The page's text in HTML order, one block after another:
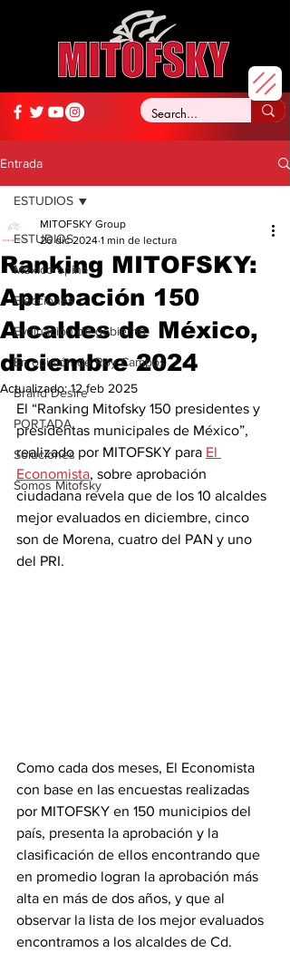
Entrada
ESTUDIOS
México opina
Elecciones
Evaluación de gobierno
En opinión de Roy Campos
Brand Desire
PORTADA
Soluciones
Somos Mitofsky
ESTUDIOS
Ranking MITOFSKY:
Aprobación 150
Alcaldes de México,
diciembre 2024
MITOFSKY Group
26 dic 2024 1 min de lectura
Actualizado:12 feb 2025
El “Ranking Mitofsky 150 presidentes y
presidentas municipales de México”,
realizado por MITOFSKY para El
Economista, sobre aprobación
ciudadana revela que de los 10 alcaldes
mejor evaluados en diciembre, cinco
son de Morena, cuatro del PAN y uno
del PRI.
Como cada dos meses, El Economista
con base en las encuestas realizadas
por MITOFSKY en 150 municipios del
país, presenta la aprobación y la
clasificación de ellos encontrando que
en promedio logran la aprobación más
alta en más de dos años, y que al
observar la lista de los mejor evaluados
encontramos a los alcaldes de Cd.